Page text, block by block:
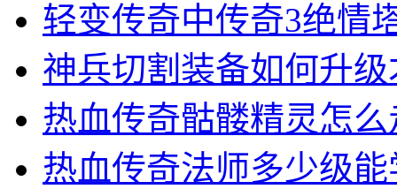
轻变传奇中传奇3绝情
神兵切割装备如何升
热血传奇骷髅精灵怎
热血传奇法师多少级